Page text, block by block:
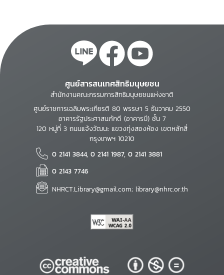
ศูนย์สารสนเทศสิทธิมนุษยชน
สำนักงานคณะกรรมการสิทธิมนุษยชนแห่งชาติ
ศูนย์ราชการเฉลิมพระเกียรติ 80 พรรษา 5 ธันวาคม 2550
อาคารรัฐประศาสนภักดี (อาคารบี) ชั้น 7
120 หมู่ที่ 3 ถนนแจ้งวัฒนะ แขวงทุ่งสองห้อง เขตหลักสี่
กรุงเทพฯ 10210
0 2141 3844, 0 2141 1987, 0 2141 3881
0 2143 7746
NHRCT.Library@gmail.com; library@nhrc.or.th